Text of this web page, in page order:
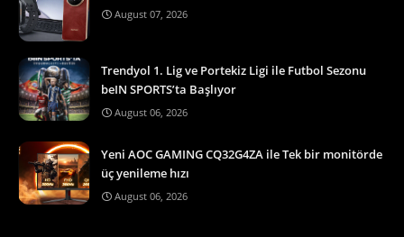
August 07, 2026
Trendyol 1. Lig ve Portekiz Ligi ile Futbol Sezonu
beIN SPORTS’ta Başlıyor
August 06, 2026
Yeni AOC GAMING CQ32G4ZA ile Tek bir monitörde
üç yenileme hızı
August 06, 2026